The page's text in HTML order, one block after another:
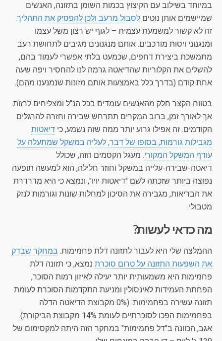
במיוחד בשילוב עם הקיצוץ בכמות השומן בתזונה, האנשים
שמיישמים אותן נוטים לסבול מרעב ולכן להפסיק את התהליך.
זה לא קשור למשמעת עצמית – לגוף יש רצון משל עצמו
ומנגנוני ויסות מורכבים. אותם מנגנונים מגיבים לתחושת רעב
מתמשכת ביצירת דחפים, שכמעט בלתי אפשרי לעמוד בהם,
להשלים את הקלוריות שהדיאטה גרמה לנו להחסיר ויפה שעה
אחת קודם (בדרך כלל באמצעות אותם מזונות שנמנענו מהם).
בטווח הקצר חלק מהאנשים עומדים בכל הנ"ל ומצליחים לרזות.
אך לאורך זמן, ברוב המקרים תתרחש שבירה וחזרה להרגלים
הקודמים. זה אפילו גרוע יותר ממה שזה נשמע, כי דיאטות
מגבילות גורמות, בסופו של דבר, לעליה במשקל שמתעלה על
עודף המשקל המקורי. מעגל הקסמים הזה, שכולל
דיאטה-שבירה-עלייה במשקל וחוזר חלילה, הוא למעשה תופעה
נפוצה ביותר שזכתה לשם "דיאטות יויו", ונמצא כי היא מדרדרת
את הבריאות, מגבירה את הסיכון למחלות שונות וגורמות לנזק
מטבולי.
מה כדאי לעשות?
ההמלצה שלי היא לעבור לתזונה דלת פחמימות. במחקר שבדק
את השפעות התזונה על טרום סוכרת נמצא, כי תזונה דלת
פחמימות היא משמעותית יותר יעילה לאיזון רמות הסוכר,
הפחתת העמידות לאינסולין ומניעת התקדמות הסוכרת לעומת
תזונה עשירה בפחמימות. (0% מקבוצת הדיאטה הדלה
בפחמימות הפכו לסוכרתיים לעומת 14% מקבוצת הביקורת).
אגב, הכוונה ב"דל פחמימות" במחקר הזה היתה למקסימום של